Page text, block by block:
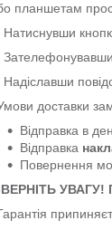
планшетам
Натиснувши
Надіславши
доставки
Відправка в
Відправка
Повернення
УВАГУ!